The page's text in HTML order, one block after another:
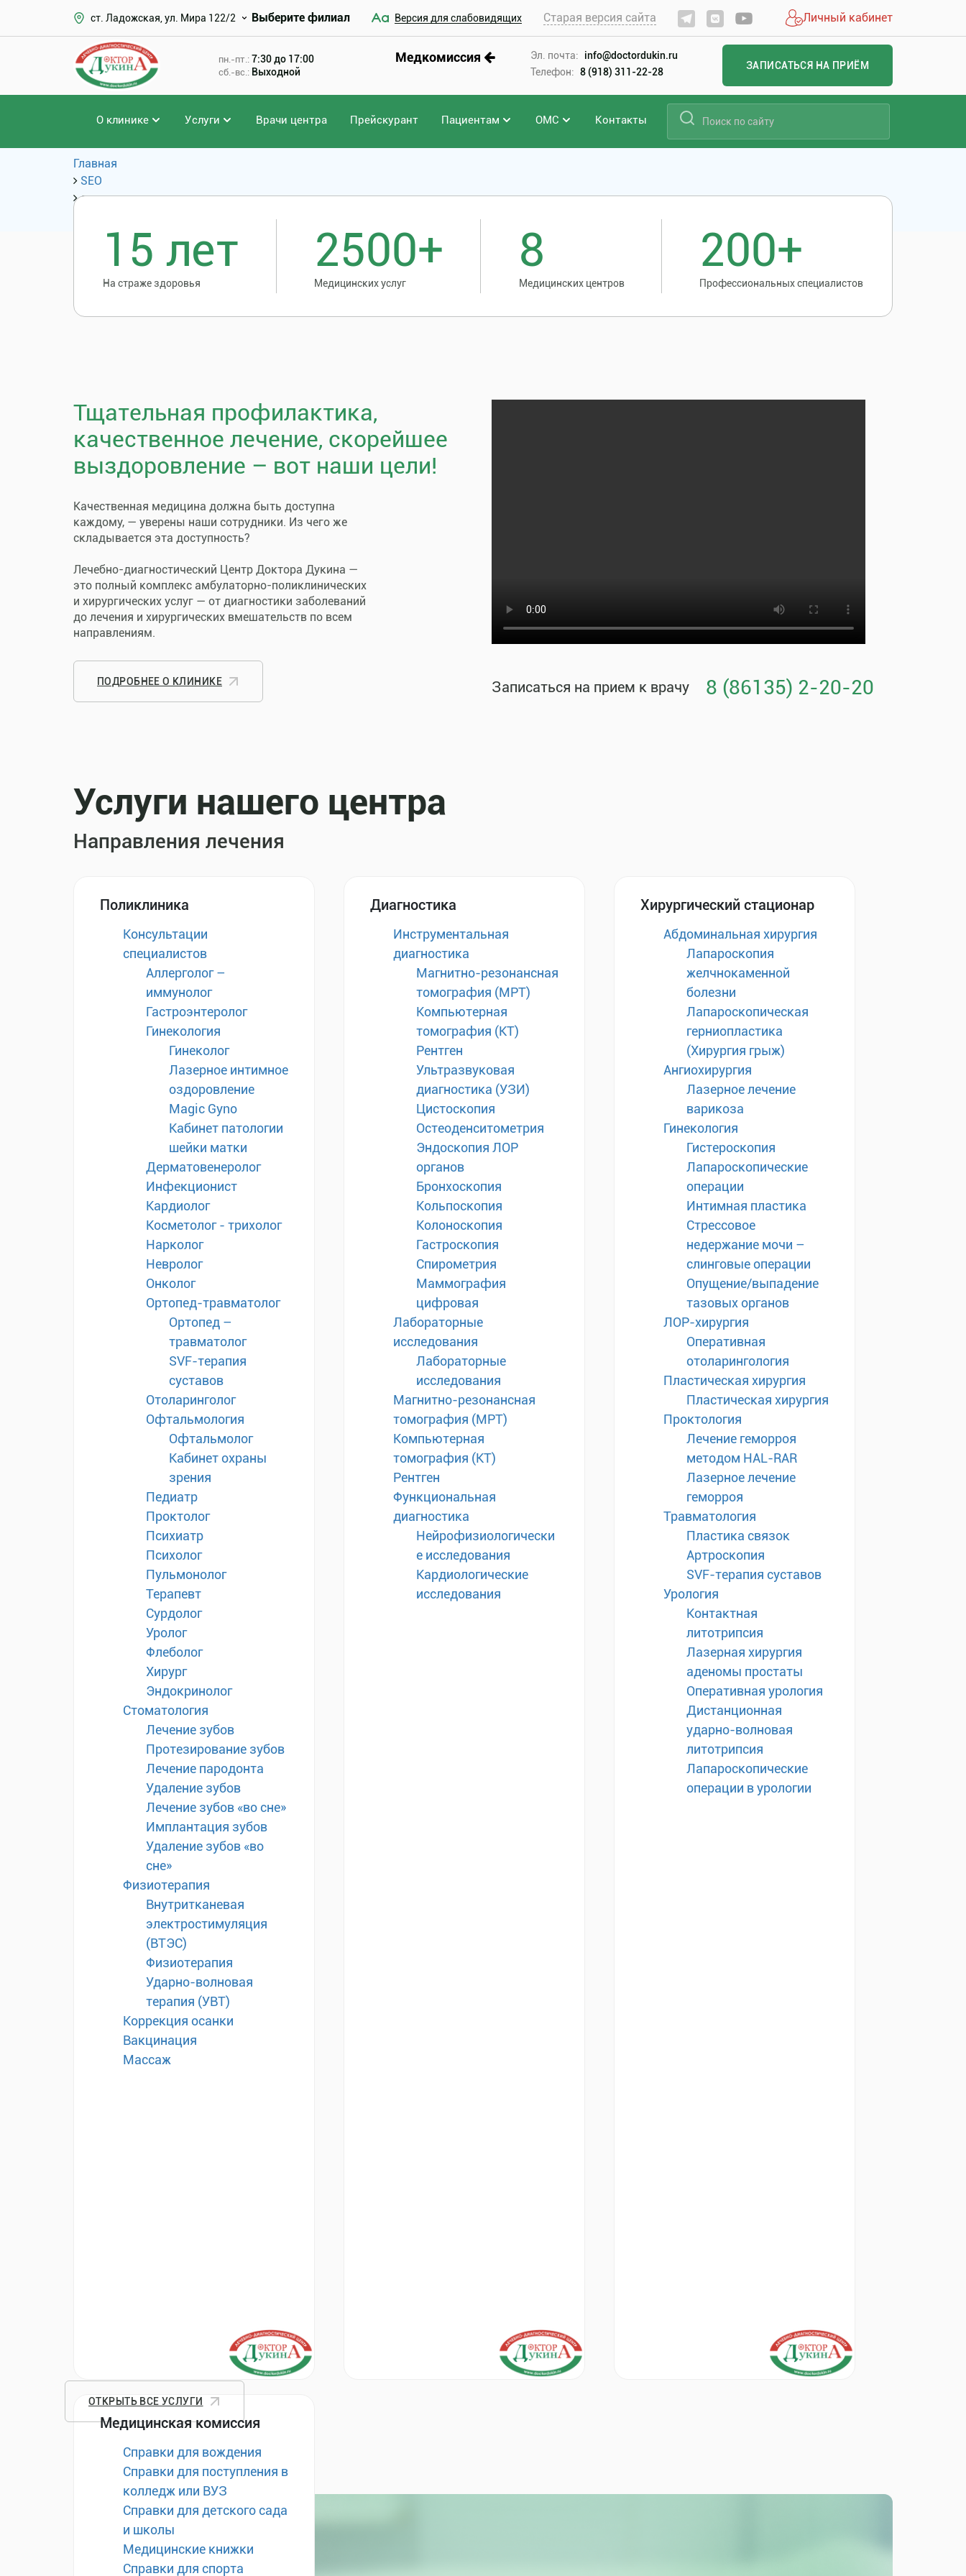
ст. Ладожская, ул. Мира 122/2 Выберите филиал Версия для слабовидящих Старая версия сайта Личный кабинет
пн.-пт.: 7:30 до 17:00
сб.-вс.: Выходной
Медкомиссия Эл. почта:
info@doctordukin.ru
Телефон: 8 (918) 311-22-28
ЗАПИСАТЬСЯ НА ПРИЁМ
О клинике Услуги Врачи центра Прейскурант Пациентам ОМС Контакты
Главная
SEO
операция желчного пузыря стоимость операции
15 лет
На страже здоровья
2500+
Медицинских услуг
8
Медицинских центров
200+
Профессиональных специалистов
Тщательная профилактика,
качественное лечение, скорейшее
выздоровление – вот наши цели!
Качественная медицина должна быть доступна
каждому, — уверены наши сотрудники. Из чего же
складывается эта доступность?
Лечебно-диагностический Центр Доктора Дукина —
это полный комплекс амбулаторно-поликлинических
и хирургических услуг — от диагностики заболеваний
до лечения и хирургических вмешательств по всем
направлениям.
ПОДРОБНЕЕ О КЛИНИКЕ Записаться на прием к врачу 8 (86135) 2-20-20
Услуги нашего центра
Направления лечения
Поликлиника
Консультации
специалистов
Аллерголог –
иммунолог
Гастроэнтеролог
Гинекология
Гинеколог
Лазерное интимное
оздоровление
Magic Gyno
Кабинет патологии
шейки матки
Дерматовенеролог
Инфекционист
Кардиолог
Косметолог - трихолог
Нарколог
Невролог
Онколог
Ортопед-травматолог
Ортопед –
травматолог
SVF-терапия
суставов
Отоларинголог
Офтальмология
Офтальмолог
Кабинет охраны
зрения
Педиатр
Проктолог
Психиатр
Психолог
Пульмонолог
Терапевт
Сурдолог
Уролог
Флеболог
Хирург
Эндокринолог
Стоматология
Лечение зубов
Протезирование зубов
Лечение пародонта
Удаление зубов
Лечение зубов «во сне»
Имплантация зубов
Удаление зубов «во
сне»
Физиотерапия
Внутритканевая
электростимуляция
(ВТЭС)
Физиотерапия
Ударно-волновая
терапия (УВТ)
Коррекция осанки
Вакцинация
Массаж
Диагностика
Инструментальная
диагностика
Магнитно-резонансная
томография (МРТ)
Компьютерная
томография (КТ)
Рентген
Ультразвуковая
диагностика (УЗИ)
Цистоскопия
Остеоденситометрия
Эндоскопия ЛОР
органов
Бронхоскопия
Кольпоскопия
Колоноскопия
Гастроскопия
Спирометрия
Маммография
цифровая
Лабораторные
исследования
Лабораторные
исследования
Магнитно-резонансная
томография (МРТ)
Компьютерная
томография (КТ)
Рентген
Функциональная
диагностика
Нейрофизиологически
е исследования
Кардиологические
исследования
Хирургический стационар
Абдоминальная хирургия
Лапароскопия
желчнокаменной
болезни
Лапароскопическая
герниопластика
(Хирургия грыж)
Ангиохирургия
Лазерное лечение
варикоза
Гинекология
Гистероскопия
Лапароскопические
операции
Интимная пластика
Стрессовое
недержание мочи –
слинговые операции
Опущение/выпадение
тазовых органов
ЛОР-хирургия
Оперативная
отоларингология
Пластическая хирургия
Пластическая хирургия
Проктология
Лечение геморроя
методом HAL-RAR
Лазерное лечение
геморроя
Травматология
Пластика связок
Артроскопия
SVF-терапия суставов
Урология
Контактная
литотрипсия
Лазерная хирургия
аденомы простаты
Оперативная урология
Дистанционная
ударно-волновая
литотрипсия
Лапароскопические
операции в урологии
Медицинская комиссия
Справки для вождения
Справки для поступления в
колледж или ВУЗ
Справки для детского сада
и школы
Медицинские книжки
Справки для спорта
ОТКРЫТЬ ВСЕ УСЛУГИ